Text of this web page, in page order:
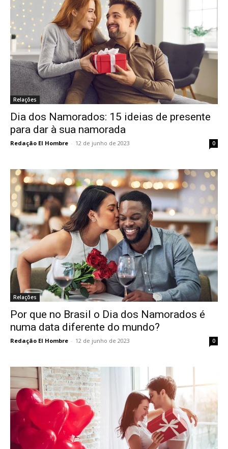
Relações
Dia dos Namorados: 15 ideias de presente
para dar à sua namorada
Redação El Hombre - 12 de junho de 2023 0
Relações
Por que no Brasil o Dia dos Namorados é
numa data diferente do mundo?
Redação El Hombre - 12 de junho de 2023 0